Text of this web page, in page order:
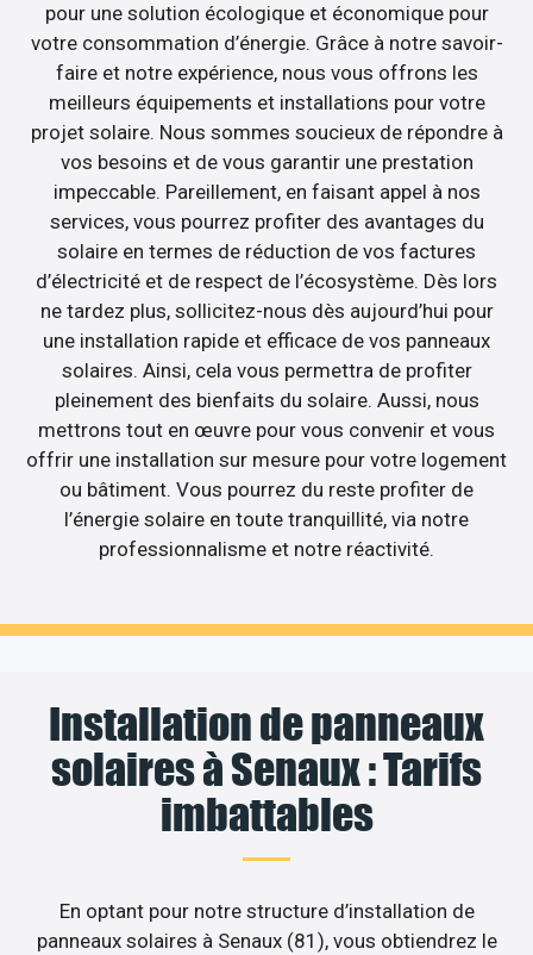
pour une solution écologique et économique pour
votre consommation d’énergie. Grâce à notre savoir-
faire et notre expérience, nous vous offrons les
meilleurs équipements et installations pour votre
projet solaire. Nous sommes soucieux de répondre à
vos besoins et de vous garantir une prestation
impeccable. Pareillement, en faisant appel à nos
services, vous pourrez profiter des avantages du
solaire en termes de réduction de vos factures
d’électricité et de respect de l’écosystème. Dès lors
ne tardez plus, sollicitez-nous dès aujourd’hui pour
une installation rapide et efficace de vos panneaux
solaires. Ainsi, cela vous permettra de profiter
pleinement des bienfaits du solaire. Aussi, nous
mettrons tout en œuvre pour vous convenir et vous
offrir une installation sur mesure pour votre logement
ou bâtiment. Vous pourrez du reste profiter de
l’énergie solaire en toute tranquillité, via notre
professionnalisme et notre réactivité.
Installation de panneaux
solaires à Senaux : Tarifs
imbattables
En optant pour notre structure d’installation de
panneaux solaires à Senaux (81), vous obtiendrez le